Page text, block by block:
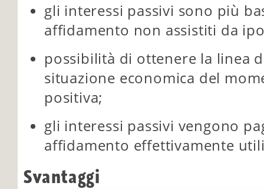
gli interessi passivi sono più
affidamento non assistiti da
possibilità di ottenere la linea
situazione economica del
positiva;
gli interessi passivi vengono
affidamento effettivamente
Svantaggi